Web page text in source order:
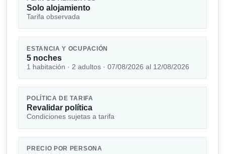
Solo alojamiento
Tarifa observada
ESTANCIA Y OCUPACIÓN
5 noches
1 habitación · 2 adultos · 07/08/2026 al 12/08/2026
POLÍTICA DE TARIFA
Revalidar política
Condiciones sujetas a tarifa
PRECIO POR PERSONA